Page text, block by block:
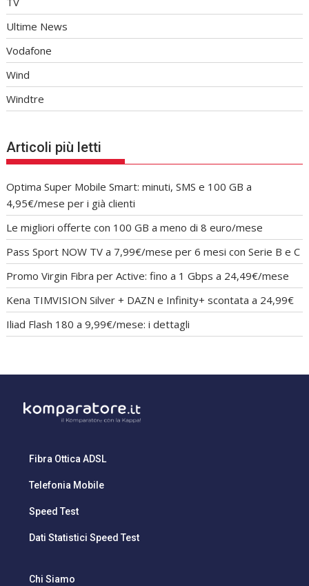
Ultime News
Vodafone
Wind
Windtre
Articoli più letti
Optima Super Mobile Smart: minuti, SMS e 100 GB a
4,95€/mese per i già clienti
Le migliori offerte con 100 GB a meno di 8 euro/mese
Pass Sport NOW TV a 7,99€/mese per 6 mesi con Serie B e C
Promo Virgin Fibra per Active: fino a 1 Gbps a 24,49€/mese
Kena TIMVISION Silver + DAZN e Infinity+ scontata a 24,99€
Iliad Flash 180 a 9,99€/mese: i dettagli
Fibra Ottica ADSL
Telefonia Mobile
Speed Test
Dati Statistici Speed Test
Chi Siamo